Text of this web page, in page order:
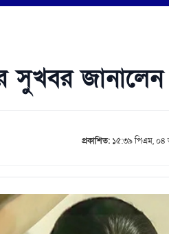
সুখবর
প্রকাশিত: ১৫:৩৯ পিএম, ০৪